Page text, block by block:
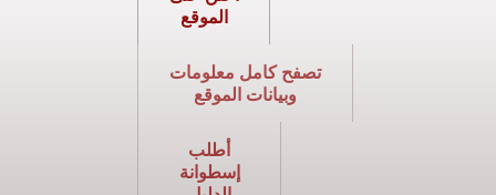
الموقع
تصفح كامل معلومات
وبيانات الموقع
أطلب
إسطوانة